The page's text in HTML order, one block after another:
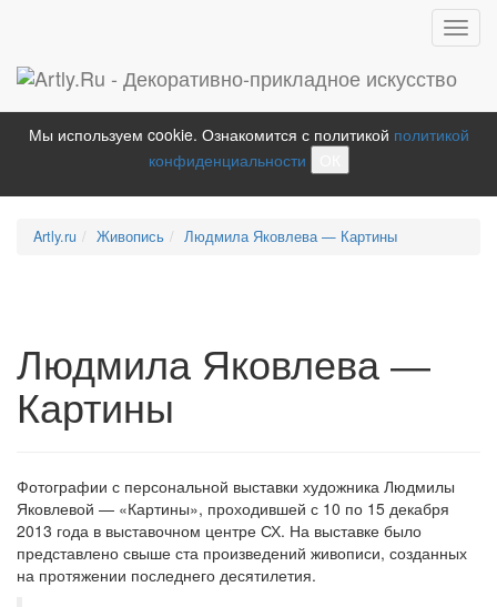
Мы используем cookie. Ознакомится с политикой политикой
конфиденциальности
Artly.ru Живопись Людмила Яковлева — Картины
Людмила Яковлева —
Картины
Фотографии с персональной выставки художника Людмилы
Яковлевой — «Картины», проходившей с 10 по 15 декабря
2013 года в выставочном центре СХ. На выставке было
представлено свыше ста произведений живописи, созданных
на протяжении последнего десятилетия.